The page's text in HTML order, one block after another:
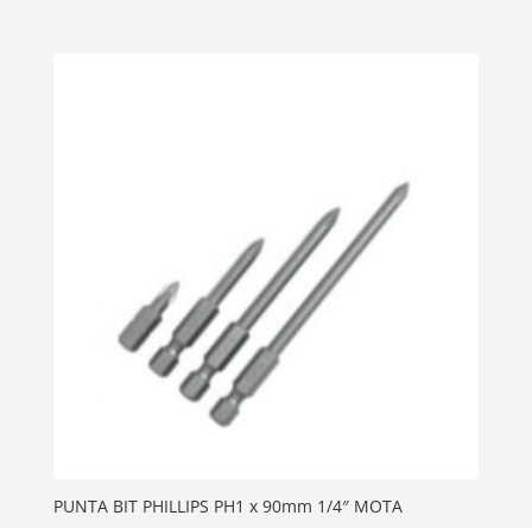
PUNTA BIT PHILLIPS PH1 x 90mm 1/4″ MOTA